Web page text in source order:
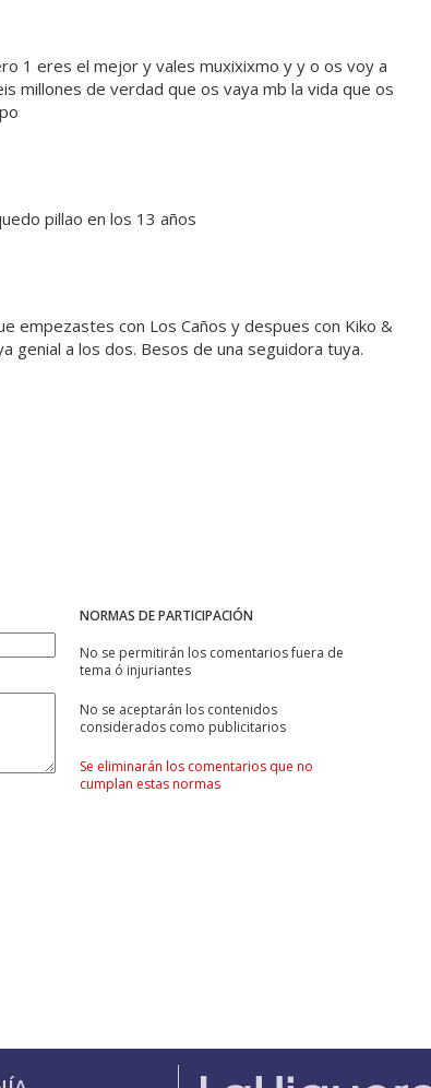
1 eres el mejor y vales muxixixmo y y o os voy a
millones de verdad que os vaya mb la vida que os
pillao en los 13 años
empezastes con Los Caños y despues con Kiko &
genial a los dos. Besos de una seguidora tuya.
NORMAS DE PARTICIPACIÓN
No se permitirán los comentarios fuera de
tema ó injuriantes
No se aceptarán los contenidos
considerados como publicitarios
Se eliminarán los comentarios que no
cumplan estas normas